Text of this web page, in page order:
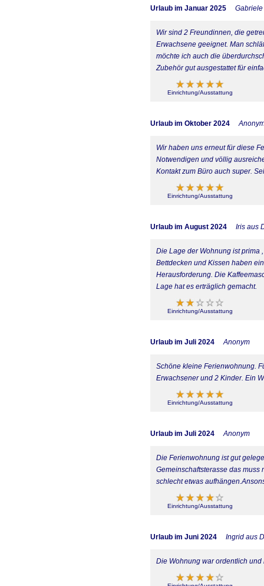
Urlaub im Januar 2025
Wir sind 2 Freundinnen, die
Erwachsene geeignet. Man
möchte ich auch die
Zubehör gut ausgestattet für
Einrichtung/Ausstattung
Urlaub im Oktober 2024
Wir haben uns erneut für diese
Notwendigen und völlig
Kontakt zum Büro auch super.
Einrichtung/Ausstattung
Urlaub im August 2024 Iris aus
Die Lage der Wohnung ist prima
Bettdecken und Kissen haben
Herausforderung. Die
Lage hat es erträglich gemacht.
Einrichtung/Ausstattung
Urlaub im Juli 2024 Anonym
Schöne kleine Ferienwohnung.
Erwachsener und 2 Kinder. Ein
Einrichtung/Ausstattung
Urlaub im Juli 2024 Anonym
Die Ferienwohnung ist gut
Gemeinschaftsterasse das
schlecht etwas
Einrichtung/Ausstattung
Urlaub im Juni 2024 Ingrid aus
Die Wohnung war ordentlich